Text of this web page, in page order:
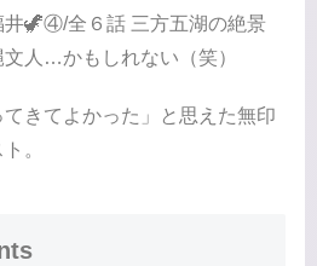
井🦖④/全６話 三方五湖の絶景
人…かもしれない（笑）
きてよかった」と思えた無印
。